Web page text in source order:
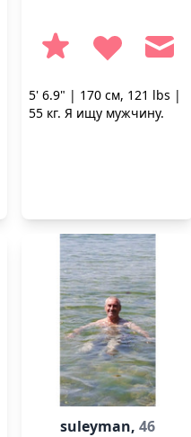
5' 6.9" | 170 см, 121 lbs |
55 кг. Я ищу мужчину.
suleyman, 46